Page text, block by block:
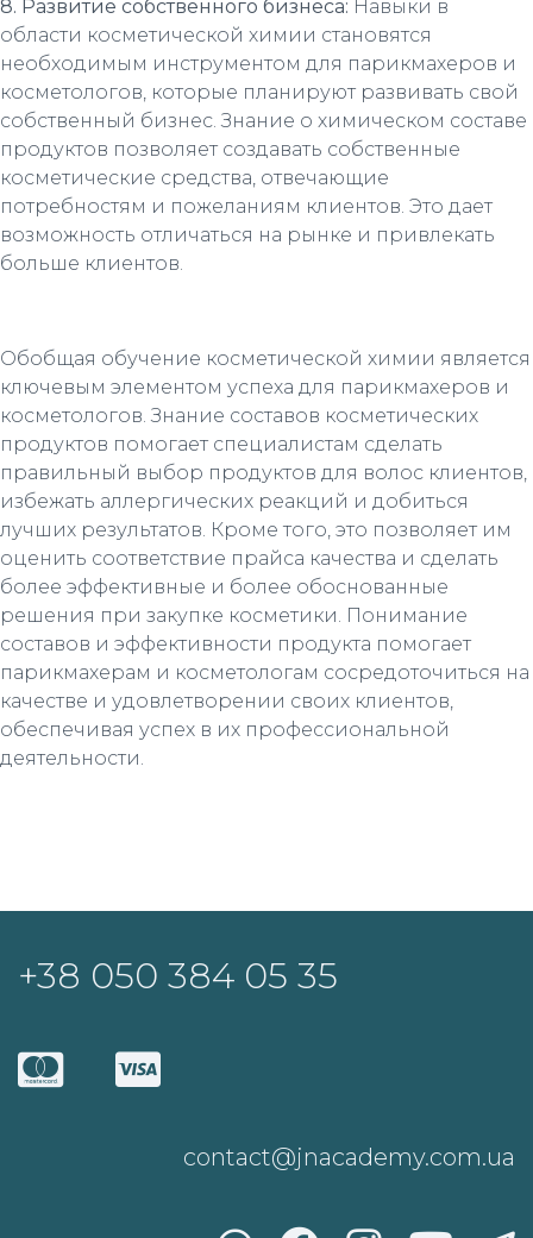
8. Развитие собственного бизнеса: Навыки в
области косметической химии становятся
необходимым инструментом для парикмахеров и
косметологов, которые планируют развивать свой
собственный бизнес. Знание о химическом составе
продуктов позволяет создавать собственные
косметические средства, отвечающие
потребностям и пожеланиям клиентов. Это дает
возможность отличаться на рынке и привлекать
больше клиентов.
Обобщая обучение косметической химии является
ключевым элементом успеха для парикмахеров и
косметологов. Знание составов косметических
продуктов помогает специалистам сделать
правильный выбор продуктов для волос клиентов,
избежать аллергических реакций и добиться
лучших результатов. Кроме того, это позволяет им
оценить соответствие прайса качества и сделать
более эффективные и более обоснованные
решения при закупке косметики. Понимание
составов и эффективности продукта помогает
парикмахерам и косметологам сосредоточиться на
качестве и удовлетворении своих клиентов,
обеспечивая успех в их профессиональной
деятельности.
+38 050 384 05 35
contact@jnacademy.com.ua